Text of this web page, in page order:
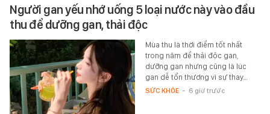
Người gan yếu nhớ uống 5 loại nước này vào đầu
thu để dưỡng gan, thải độc
Mùa thu là thời điểm tốt nhất
trong năm để thải độc gan,
dưỡng gan nhưng cũng là lúc
gan dễ tổn thương vì sự thay…
SỨC KHỎE - 6 giờ trước